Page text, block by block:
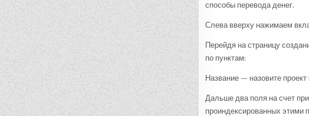
способы перевода денег.
Слева вверху нажимаем
Перейдя на страницу
по пунктам:
Название — назовите
Дальше два поля на счет
проиндексированных этими